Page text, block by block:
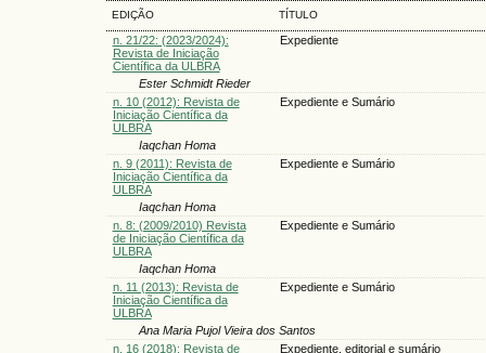
EDIÇÃO TÍTULO
n. 21/22: (2023/2024):
Revista de Iniciação
Científica da ULBRA
Expediente
Ester Schmidt Rieder
n. 10 (2012): Revista de
Iniciação Científica da
ULBRA
Expediente e Sumário
Iaqchan Homa
n. 9 (2011): Revista de
Iniciação Científica da
ULBRA
Expediente e Sumário
Iaqchan Homa
n. 8: (2009/2010) Revista
de Iniciação Científica da
ULBRA
Expediente e Sumário
Iaqchan Homa
n. 11 (2013): Revista de
Iniciação Científica da
ULBRA
Expediente e Sumário
Ana Maria Pujol Vieira dos Santos
n. 16 (2018): Revista de
Expediente, editorial e sumário